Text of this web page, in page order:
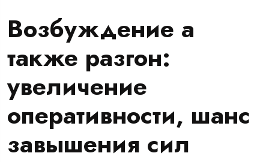
Возбуждение а
также разгон:
увеличение
оперативности, шанс
завышения сил